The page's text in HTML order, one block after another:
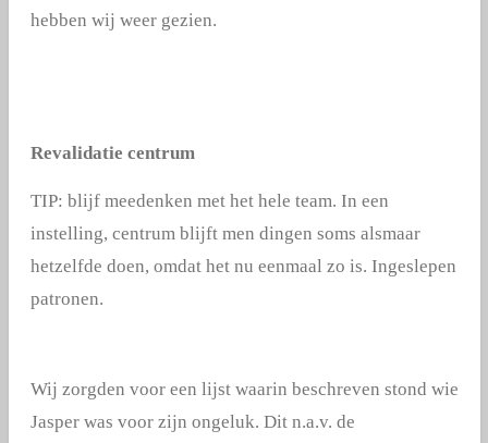
hebben wij weer gezien.
Revalidatie centrum
TIP: blijf meedenken met het hele team. In een
instelling, centrum blijft men dingen soms alsmaar
hetzelfde doen, omdat het nu eenmaal zo is. Ingeslepen
patronen.
Wij zorgden voor een lijst waarin beschreven stond wie
Jasper was voor zijn ongeluk. Dit n.a.v. de